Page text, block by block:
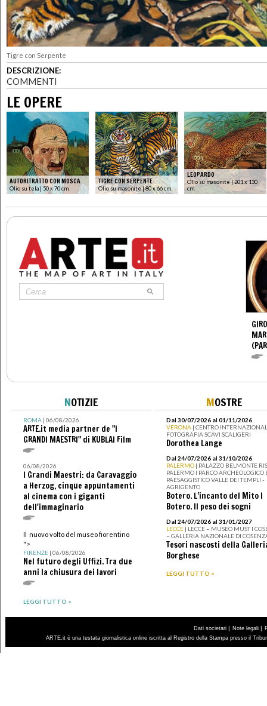
Tigre con Serpente
DESCRIZIONE:
COMMENTI
LE OPERE
AUTORITRATTO CON MOSCA
Olio su tela | 50 x 70 cm.
TIGRE CON SERPENTE
Olio su masonite | 80 x 66 cm.
LEOPARDO
Olio su masonite | 201 x 130
cm.
NOTIZIE
ROMA| 06/08/2026
ARTE.it media partner de "I
GRANDI MAESTRI" di KUBLAI Film
06/08/2026
I Grandi Maestri: da Caravaggio
a Herzog, cinque appuntamenti
al cinema con i giganti
dell'immaginario
Il nuovo volto del museo fiorentino
">
FIRENZE| 06/08/2026
Nel futuro degli Uffizi. Tra due
anni la chiusura dei lavori
LEGGI TUTTO >
MOSTRE
Dal 30/07/2026 al 01/11/2026
VERONA | CENTRO
FOTOGRAFIA SCAVI SCALIGERI
Dorothea Lange
Dal 24/07/2026 al 31/10/2026
PALERMO | PALAZZO BELMONTE
PALERMO I PARCO ARCHEOLOGICO
PAESAGGISTICO VALLE DEI TEMPLI -
AGRIGENTO
Botero. L’incanto del Mito I
Botero. Il peso dei sogni
Dal 24/07/2026 al 31/01/2027
LECCE | LECCE – MUSEO MUST I
– GALLERIA NAZIONALE DI
Tesori nascosti della
Borghese
LEGGI TUTTO >
Dati societari | Note legali |
ARTE.it è una testata giornalistica online iscritta al Registro della Stampa presso il